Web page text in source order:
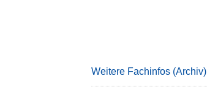
Weitere Fachinfos (Archiv)